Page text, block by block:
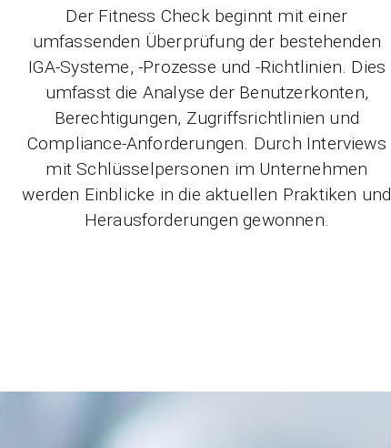
Der Fitness Check beginnt mit einer
umfassenden Überprüfung der bestehenden
IGA-Systeme, -Prozesse und -Richtlinien. Dies
umfasst die Analyse der Benutzerkonten,
Berechtigungen, Zugriffsrichtlinien und
Compliance-Anforderungen. Durch Interviews
mit Schlüsselpersonen im Unternehmen
werden Einblicke in die aktuellen Praktiken und
Herausforderungen gewonnen.